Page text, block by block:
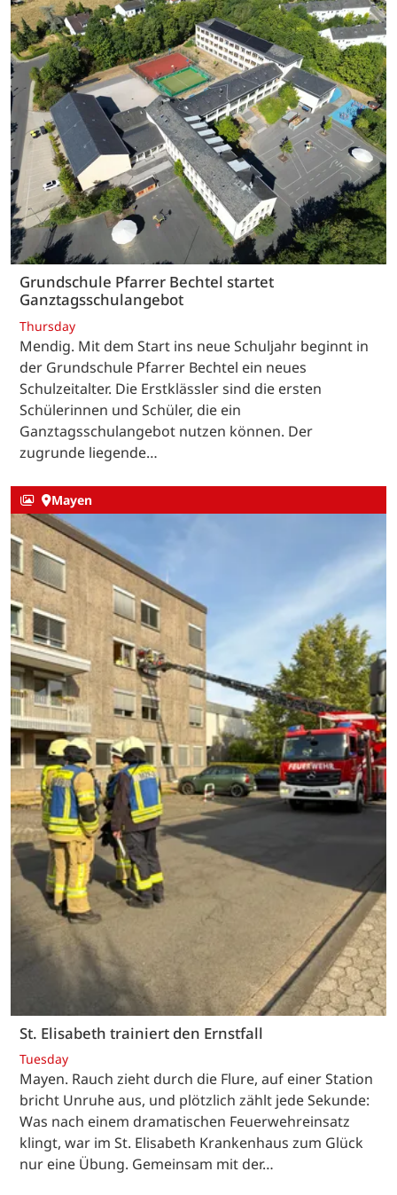
Grundschule Pfarrer Bechtel startet
Ganztagsschulangebot
Thursday
Mendig. Mit dem Start ins neue Schuljahr beginnt in
der Grundschule Pfarrer Bechtel ein neues
Schulzeitalter. Die Erstklässler sind die ersten
Schülerinnen und Schüler, die ein
Ganztagsschulangebot nutzen können. Der
zugrunde liegende…
Mayen
St. Elisabeth trainiert den Ernstfall
Tuesday
Mayen. Rauch zieht durch die Flure, auf einer Station
bricht Unruhe aus, und plötzlich zählt jede Sekunde:
Was nach einem dramatischen Feuerwehreinsatz
klingt, war im St. Elisabeth Krankenhaus zum Glück
nur eine Übung. Gemeinsam mit der…